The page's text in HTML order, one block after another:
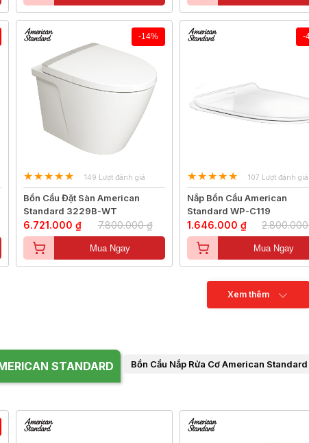
-14%
149 Lượt đánh giá
Bồn Cầu Đặt Sàn American
Standard 3229B-WT
6.721.000 ₫ 7.800.000 ₫
Mua Ngay
-
107 Lượt đánh giá
Nắp Bồn Cầu American
Standard WP-C119
1.646.000 ₫
Mua Ngay
Xem thêm
STANDARD Bồn Cầu Nắp Rửa Cơ American Standard